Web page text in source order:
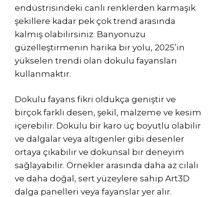
endüstrisindeki canlı renklerden karmaşık
şekillere kadar pek çok trend arasında
kalmış olabilirsiniz. Banyonuzu
güzelleştirmenin harika bir yolu, 2025’in
yükselen trendi olan dokulu fayansları
kullanmaktır.
Dokulu fayans fikri oldukça geniştir ve
birçok farklı desen, şekil, malzeme ve kesim
içerebilir. Dokulu bir karo üç boyutlu olabilir
ve dalgalar veya altıgenler gibi desenler
ortaya çıkabilir ve dokunsal bir deneyim
sağlayabilir. Örnekler arasında daha az cilalı
ve daha doğal, sert yüzeylere sahip Art3D
dalga panelleri veya fayanslar yer alır.